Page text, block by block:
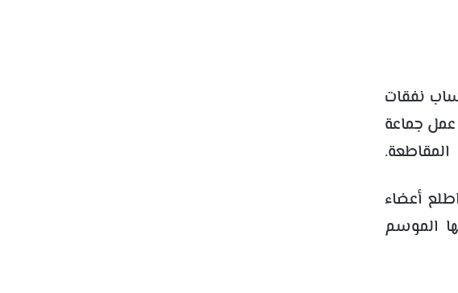
نفقات
عمل جماعة
المدرسي للموسم 2025–2026، حيث اطلع أعضاء
الموسم